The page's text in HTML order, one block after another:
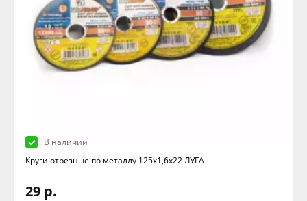
В наличии
Круги отрезные по металлу 125х1,6х22 ЛУГА
29 р.